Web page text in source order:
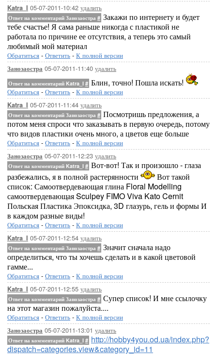
Katra_I 05-07-2011-10:42 удалить
Ответ на комментарий Занозаостра # Закажи по интернету и будет
тебе счастье! Я сама раньше никогда с пластикой не
работала по причине ее отсутствия, а теперь это самый
любимый мой материал
Обратиться - Ответить - К полной версии
Занозаостра 05-07-2011-11:40 удалить
Ответ на комментарий Katra_I # Блин, точно! Пошла искать!
Обратиться - Ответить - К полной версии
Katra_I 05-07-2011-11:44 удалить
Ответ на комментарий Занозаостра # Посмотришь предложения, а
потом меня спроси что заказывать в первую очередь, потому
что видов пластики очень много, а цветов еще больше
Обратиться - Ответить - К полной версии
Занозаостра 05-07-2011-12:23 удалить
Ответ на комментарий Katra_I # Вот-вот! Так и произошло - глаза
разбежались, я в полной растерянности
Вот такой
список: Самоотвердевающая глина Floral Modelling
самоотвердевающая Sculpey FIMO Viva Kato Cernit
Польская Пластика Эпоксидка, 3D глазурь, гель и формы И
в каждом разные виды!
Обратиться - Ответить - К полной версии
Katra_I 05-07-2011-12:54 удалить
Ответ на комментарий Занозаостра # Значит сначала надо
определиться, что ты хочешь сделать и в какой цветовой
гамме...
Обратиться - Ответить - К полной версии
Katra_I 05-07-2011-12:55 удалить
Ответ на комментарий Занозаостра # Супер список! И мне ссылочку
на этот магазин пожалуйста....
Обратиться - Ответить - К полной версии
Занозаостра 05-07-2011-13:01 удалить
Ответ на комментарий Katra_I # http://hobby4you.od.ua/index.php?
dispatch=categories.view&category_id=11